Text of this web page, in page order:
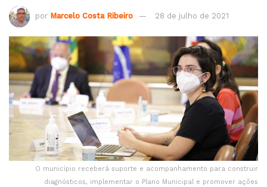
por Marcelo Costa Ribeiro 28 de julho de 2021
O município receberá suporte e acompanhamento para construir
diagnósticos, implementar o Plano Municipal e promover ações